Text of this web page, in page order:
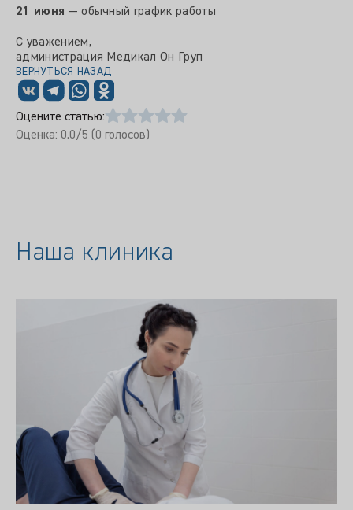
21 июня — обычный график работы
С уважением,
администрация Медикал Он Груп
ВЕРНУТЬСЯ НАЗАД
Оцените статью:
Оценка: 0.0/5 (0 голосов)
Наша клиника